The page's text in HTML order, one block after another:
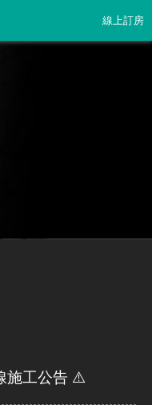
線上訂房
施工公告 ⚠️